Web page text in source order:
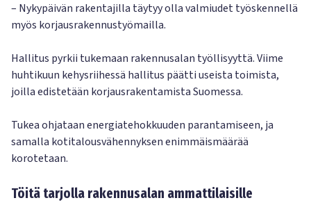
– Nykypäivän rakentajilla täytyy olla valmiudet työskennellä
myös korjausrakennustyömailla.
Hallitus pyrkii tukemaan rakennusalan työllisyyttä. Viime
huhtikuun kehysriihessä hallitus päätti useista toimista,
joilla edistetään korjausrakentamista Suomessa.
Tukea ohjataan energiatehokkuuden parantamiseen, ja
samalla kotitalousvähennyksen enimmäismäärää
korotetaan.
Töitä tarjolla rakennusalan ammattilaisille